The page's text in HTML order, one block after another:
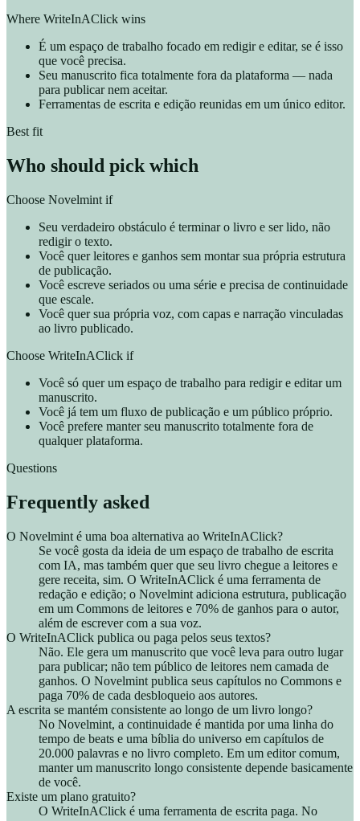
Where WriteInAClick wins
É um espaço de trabalho focado em redigir e editar, se é isso
que você precisa.
Seu manuscrito fica totalmente fora da plataforma — nada
para publicar nem aceitar.
Ferramentas de escrita e edição reunidas em um único editor.
Best fit
Who should pick which
Choose Novelmint if
Seu verdadeiro obstáculo é terminar o livro e ser lido, não
redigir o texto.
Você quer leitores e ganhos sem montar sua própria estrutura
de publicação.
Você escreve seriados ou uma série e precisa de continuidade
que escale.
Você quer sua própria voz, com capas e narração vinculadas
ao livro publicado.
Choose WriteInAClick if
Você só quer um espaço de trabalho para redigir e editar um
manuscrito.
Você já tem um fluxo de publicação e um público próprio.
Você prefere manter seu manuscrito totalmente fora de
qualquer plataforma.
Questions
Frequently asked
O Novelmint é uma boa alternativa ao WriteInAClick?
Se você gosta da ideia de um espaço de trabalho de escrita
com IA, mas também quer que seu livro chegue a leitores e
gere receita, sim. O WriteInAClick é uma ferramenta de
redação e edição; o Novelmint adiciona estrutura, publicação
em um Commons de leitores e 70% de ganhos para o autor,
além de escrever com a sua voz.
O WriteInAClick publica ou paga pelos seus textos?
Não. Ele gera um manuscrito que você leva para outro lugar
para publicar; não tem público de leitores nem camada de
ganhos. O Novelmint publica seus capítulos no Commons e
paga 70% de cada desbloqueio aos autores.
A escrita se mantém consistente ao longo de um livro longo?
No Novelmint, a continuidade é mantida por uma linha do
tempo de beats e uma bíblia do universo em capítulos de
20.000 palavras e no livro completo. Em um editor comum,
manter um manuscrito longo consistente depende basicamente
de você.
Existe um plano gratuito?
O WriteInAClick é uma ferramenta de escrita paga. No